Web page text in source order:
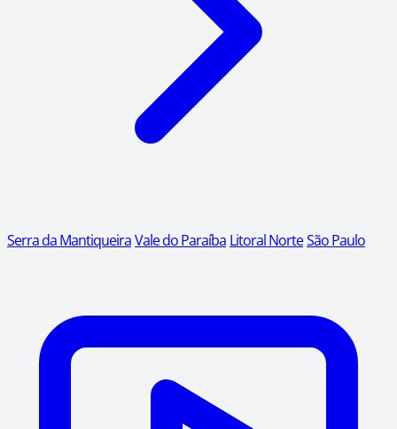
Serra da MantiqueiraVale do Paraíba Litoral NorteSão Paulo